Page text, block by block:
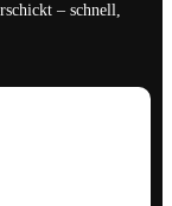
– schnell,